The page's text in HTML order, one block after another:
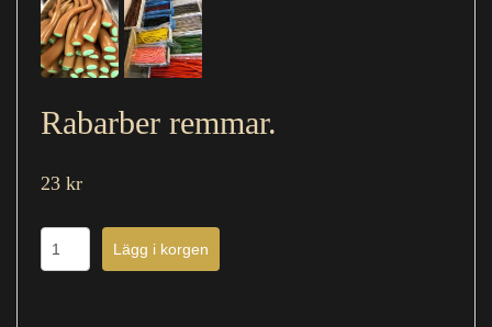
Rabarber remmar.
23 kr